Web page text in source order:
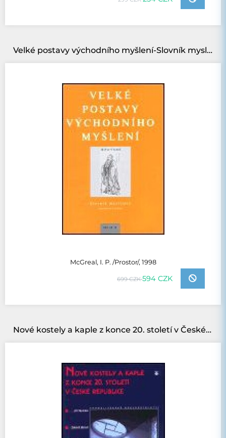
Velké postavy východního myšlení-Slovník myslitelů
McGreal, I. P. /Prostor/, 1998
699 CZK594 CZK
Nové kostely a kaple z konce 20. století v České republice